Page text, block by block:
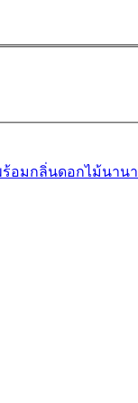
อมกลิ่นดอกไม้นาน